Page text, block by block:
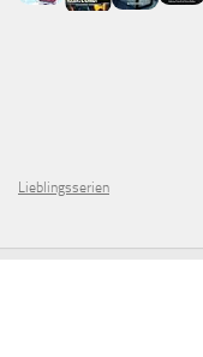
Lieblingsserien